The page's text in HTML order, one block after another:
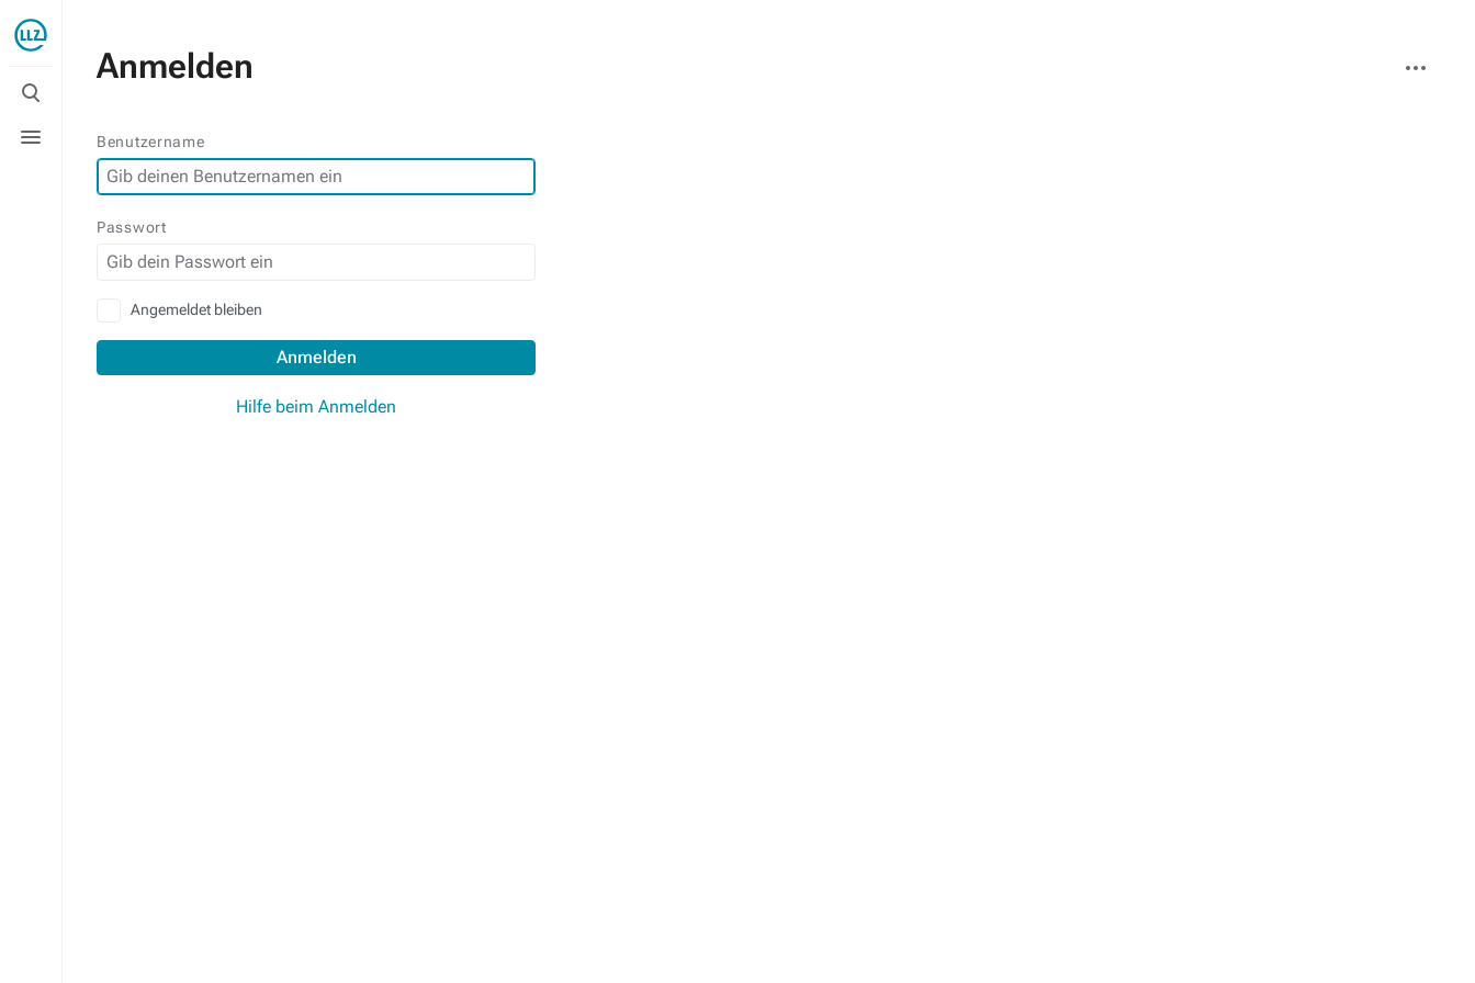
Suche
umschalten
umschalten
Anmelden
Aktionen
Benutzername
Passwort
Angemeldet bleiben
Anmelden
Hilfe beim Anmelden